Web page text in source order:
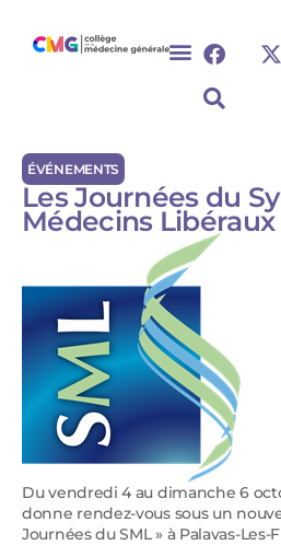
ÉVÉNEMENTS
Les Journées du
Médecins Libéraux
Du vendredi 4 au dimanche 6
donne rendez-vous sous un
Journées du SML » à Palavas-Les-